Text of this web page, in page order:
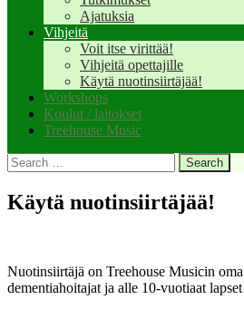
Ajatuksia
Vihjeitä
Voit itse virittää!
Vihjeitä opettajille
Käytä nuotinsiirtäjää!
Workshops
Koulut / laitokset
Treehouse Music
Search
for:
Käytä nuotinsiirtäjää!
Nuotinsiirtäjä on Treehouse Musicin
dementiahoitajat ja alle 10-vuotiaat